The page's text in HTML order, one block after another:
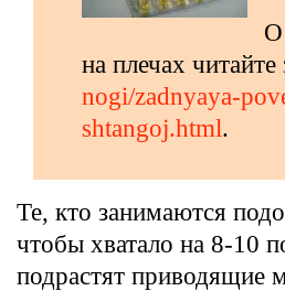
О
на плечах читайте
nogi/zadnyaya-
shtangoj.html.
Те, кто занимаются
чтобы хватало на 8-10
подрастят приводящие